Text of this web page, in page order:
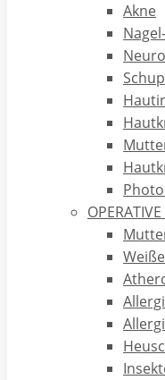
Akne
Hamburg -
MVZ